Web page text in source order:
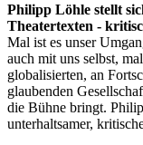
Philipp Löhle stellt
Theatertexten -
Mal ist es unser
auch mit uns selbst,
globalisierten, an
glaubenden
die Bühne bringt.
unterhaltsamer,